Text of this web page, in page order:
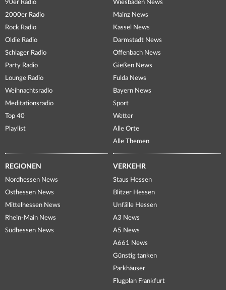
90er Radio
2000er Radio
Rock Radio
Oldie Radio
Schlager Radio
Party Radio
Lounge Radio
Weihnachtsradio
Meditationsradio
Top 40
Playlist
Wiesbaden News
Mainz News
Kassel News
Darmstadt News
Offenbach News
Gießen News
Fulda News
Bayern News
Sport
Wetter
Alle Orte
Alle Themen
REGIONEN
Nordhessen News
Osthessen News
Mittelhessen News
Rhein-Main News
Südhessen News
VERKEHR
Staus Hessen
Blitzer Hessen
Unfälle Hessen
A3 News
A5 News
A661 News
Günstig tanken
Parkhäuser
Flugplan Frankfurt